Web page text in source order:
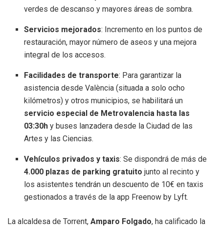
verdes de descanso y mayores áreas de sombra.
Servicios mejorados: Incremento en los puntos de
restauración, mayor número de aseos y una mejora
integral de los accesos.
Facilidades de transporte: Para garantizar la
asistencia desde València (situada a solo ocho
kilómetros) y otros municipios, se habilitará un
servicio especial de Metrovalencia hasta las
03:30h y buses lanzadera desde la Ciudad de las
Artes y las Ciencias.
Vehículos privados y taxis: Se dispondrá de más de
4.000 plazas de parking gratuito junto al recinto y
los asistentes tendrán un descuento de 10€ en taxis
gestionados a través de la app Freenow by Lyft.
La alcaldesa de Torrent, Amparo Folgado, ha calificado la